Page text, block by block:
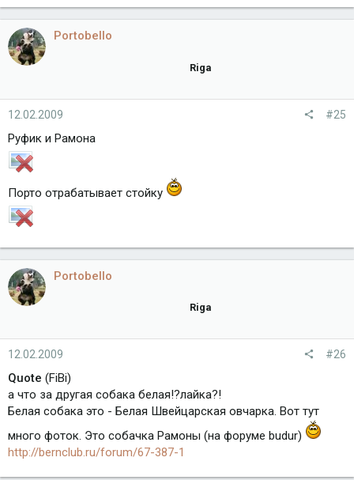
Portobello
Riga
12.02.2009 #25
Pуфик и Рамона
Порто отрабатывает стойку
Portobello
Riga
12.02.2009 #26
Quote (FiBi)
а что за другая собака белая!?лайка?!
Белая собака это - Белая Швейцарская овчарка. Вот тут
много фоток. Это собачка Рамоны (на форуме budur)
http://bernclub.ru/forum/67-387-1